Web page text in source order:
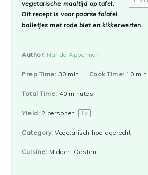
vegetarische maaltijd op tafel.
Dit recept is voor paarse falafel
balletjes met rode biet en kikkerwerten.
Author: Nanda Appelman
Prep Time: 30 min. Cook Time: 10 min.
Total Time: 40 minutes
Yield: 2 personen 1x
Category: Vegetarisch hoofdgerecht
Cuisine: Midden-Oosten